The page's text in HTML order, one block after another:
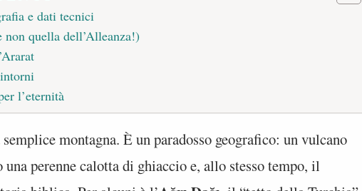
e dati tecnici
quella dell’Alleanza!)
l’eternità
montagna. È un paradosso geografico: un vulcano
perenne calotta di ghiaccio e, allo stesso tempo, il